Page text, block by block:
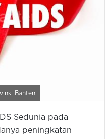
Banten
Sedunia pada
peningkatan